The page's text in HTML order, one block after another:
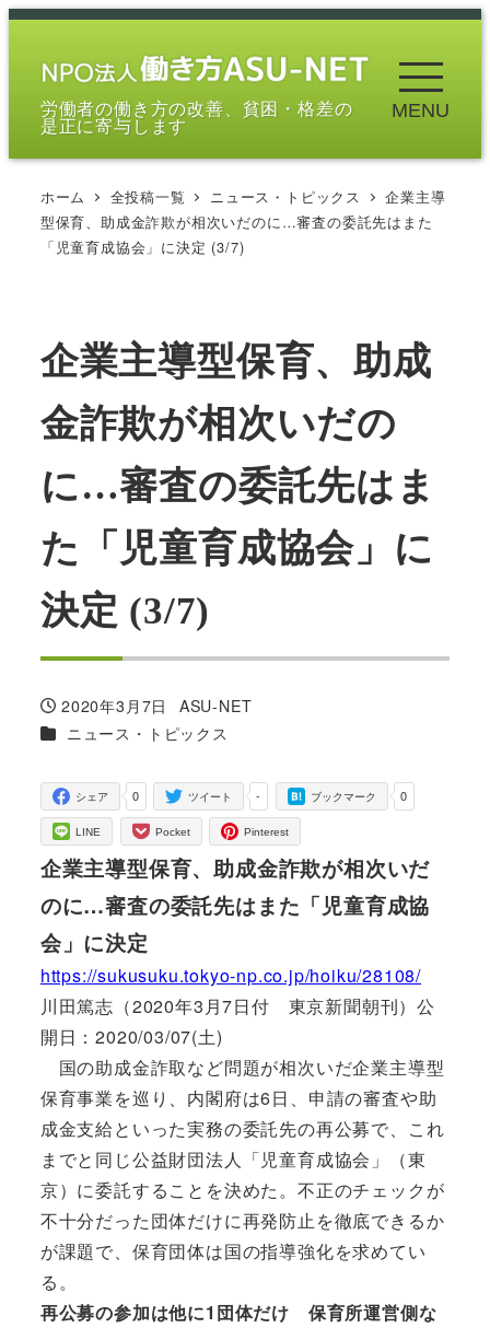
メ
労働者の働き方の改善、貧困・格差の
是正に寄与します
MENU
ホーム 全投稿一覧 ニュース・トピックス
企業主導
型保育、助成金詐欺が相次いだのに…審査の委託先はまた
「児童育成協会」に決定 (3/7)
企業主導型保育、助成
金詐欺が相次いだの
に…審査の委託先はま
た「児童育成協会」に
決定 (3/7)
投稿日
2020年3月7日
著
者
ASU-NET
カテゴリー
ニュース・トピックス
0
シェア -
ツイート 0
ブックマーク
LINE Pocket Pinterest
企業主導型保育、助成金詐欺が相次いだ
のに…審査の委託先はまた「児童育成協
会」に決定
https://sukusuku.tokyo-np.co.jp/hoiku/28108/
川田篤志（2020年3月7日付 東京新聞朝刊）公
開日：2020/03/07(土)
国の助成金詐取など問題が相次いだ企業主導型
保育事業を巡り、内閣府は6日、申請の審査や助
成金支給といった実務の委託先の再公募で、これ
までと同じ公益財団法人「児童育成協会」（東
京）に委託することを決めた。不正のチェックが
不十分だった団体だけに再発防止を徹底できるか
が課題で、保育団体は国の指導強化を求めてい
る。
再公募の参加は他に1団体だけ 保育所運営側な